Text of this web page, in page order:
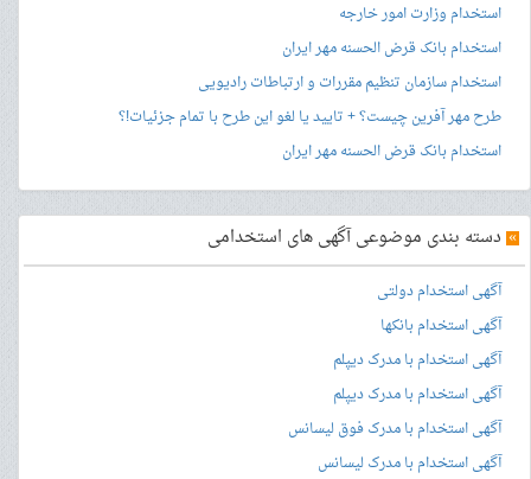
استخدام وزارت امور خارجه
استخدام بانک قرض الحسنه مهر ایران
استخدام سازمان تنظیم مقررات و ارتباطات رادیویی
طرح مهر آفرین چیست؟ + تایید یا لغو این طرح با تمام جزئیات!؟
استخدام بانک قرض الحسنه مهر ایران
» دسته بندی موضوعی آگهی های استخدامی
آگهی استخدام دولتی
آگهی استخدام بانکها
آگهی استخدام با مدرک دیپلم
آگهی استخدام با مدرک دیپلم
آگهی استخدام با مدرک فوق لیسانس
آگهی استخدام با مدرک لیسانس